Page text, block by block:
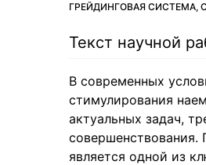
ГРЕЙДИНГОВАЯ
Текст научной
В современных
стимулирования
актуальных задач,
совершенствования.
является одной из